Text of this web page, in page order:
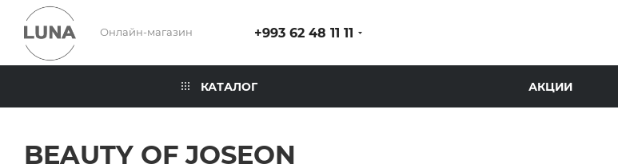
Онлайн-магазин +993 62 48 11 11
КАТАЛОГ АКЦИИ
BEAUTY OF JOSEON